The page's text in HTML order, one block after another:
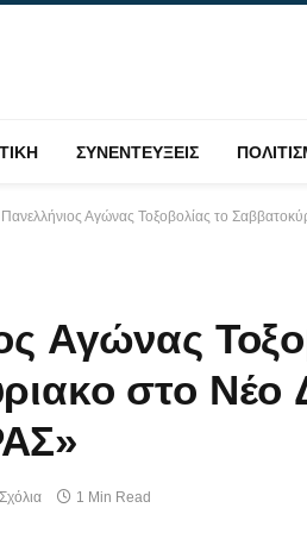
ΣΥΝΕΝΤΕΥΞΕΙΣ
Πανελλήνιος Αγώνας Τοξοβολίας το
Αγώνας
στο Νέο
1 Min Read